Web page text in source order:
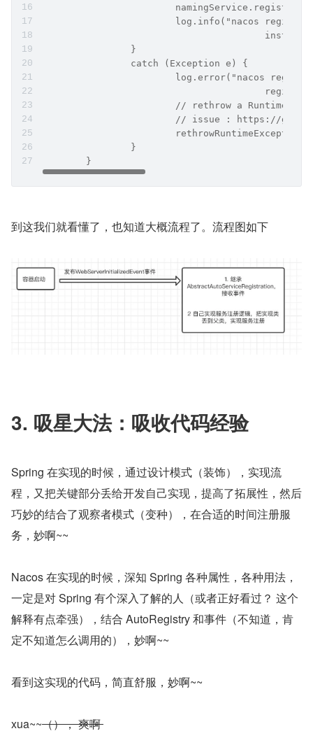
log.info("nacos
		}
		catch (Exception e) {
log.error("nacos
// rethrow a
// issue : https://
		}
	}
到这我们就看懂了，也知道大概流程了。流程图如下
3. 吸星大法：吸收代码经验
Spring 在实现的时候，通过设计模式（装饰），实现流
程，又把关键部分丢给开发自己实现，提高了拓展性，然后
巧妙的结合了观察者模式（变种），在合适的时间注册服
务，妙啊~~
Nacos 在实现的时候，深知 Spring 各种属性，各种用法，
一定是对 Spring 有个深入了解的人（或者正好看过？ 这个
解释有点牵强），结合 AutoRegistry 和事件（不知道，肯
定不知道怎么调用的），妙啊~~
看到这实现的代码，简直舒服，妙啊~~
xua~~（）， 爽啊